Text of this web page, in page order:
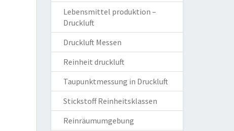
Lebensmittel produktion –
Druckluft
Druckluft Messen
Reinheit druckluft
Taupunktmessung in Druckluft
Stickstoff Reinheitsklassen
Reinräumumgebung